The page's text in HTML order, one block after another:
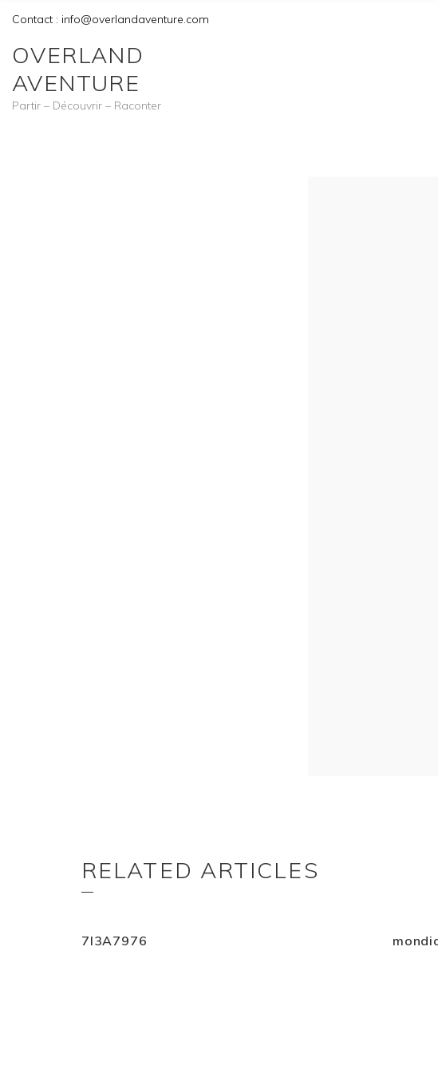
Contact : info@overlandaventure.com
OVERLAND
AVENTURE
Partir – Découvrir – Raconter
RELATED ARTICLES
7I3A7976